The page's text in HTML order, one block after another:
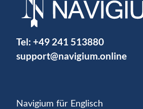
Tel: +49 241 513880
support@navigium.online
Navigium für Englisch